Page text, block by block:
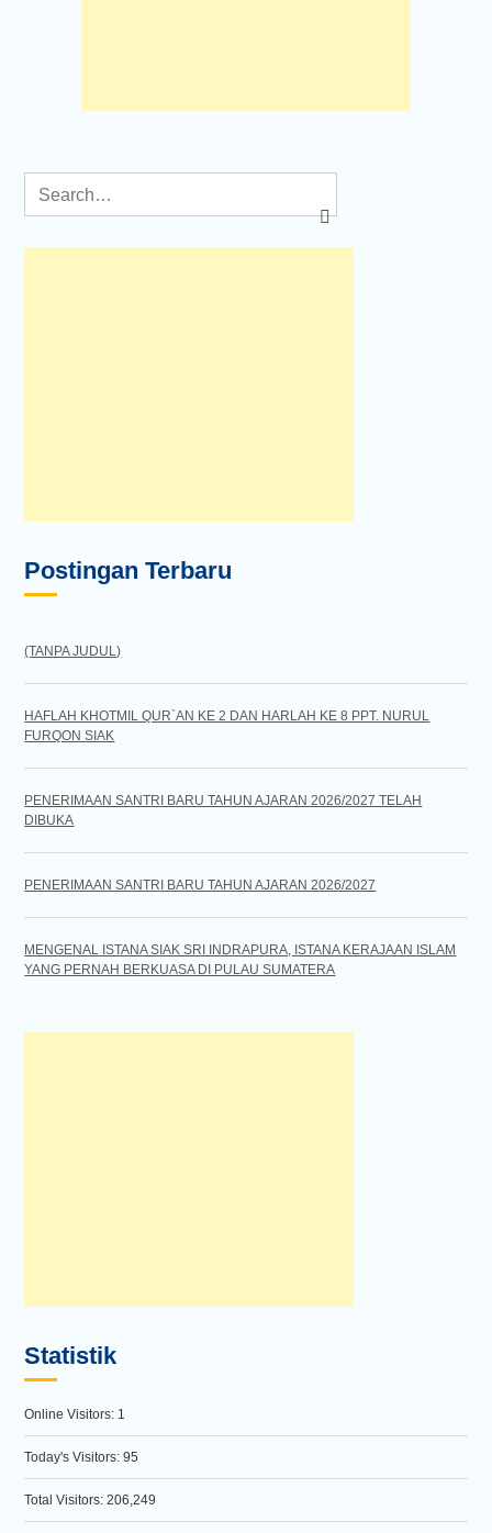
Postingan Terbaru
(TANPA JUDUL)
HAFLAH KHOTMIL QUR`AN KE 2 DAN HARLAH KE 8 PPT. NURUL
FURQON SIAK
PENERIMAAN SANTRI BARU TAHUN AJARAN 2026/2027 TELAH
DIBUKA
PENERIMAAN SANTRI BARU TAHUN AJARAN 2026/2027
MENGENAL ISTANA SIAK SRI INDRAPURA, ISTANA KERAJAAN ISLAM
YANG PERNAH BERKUASA DI PULAU SUMATERA
Statistik
Online Visitors: 1
Today's Visitors:95
Total Visitors:206,249